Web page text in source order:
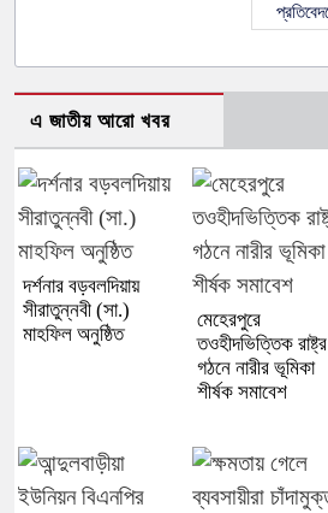
এ জাতীয় আরো খবর
দর্শনার বড়বলদিয়ায়
সীরাতুন্নবী (সা.)
মাহফিল অনুষ্ঠিত
মেহেরপুরে
তওহীদভিত্তিক রাষ্ট্র
গঠনে নারীর ভূমিকা
শীর্ষক সমাবেশ